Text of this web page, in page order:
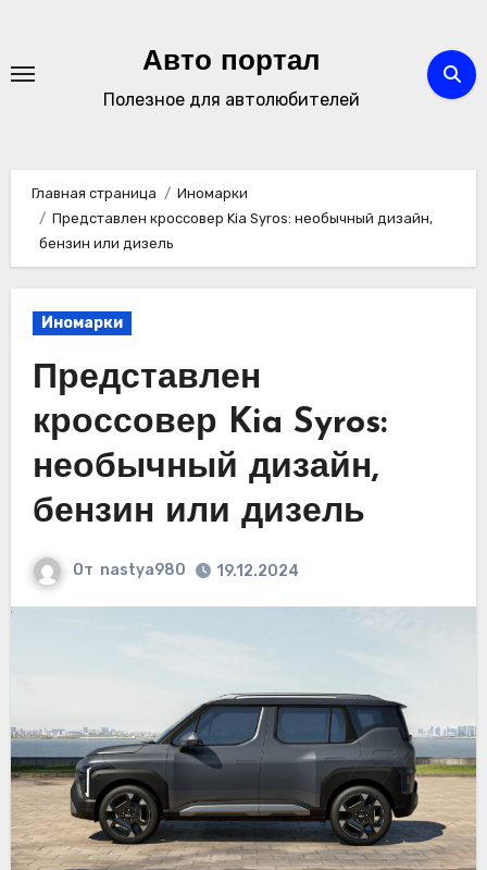
содержимому
Авто портал
Полезное для автолюбителей
Главная страница
Иномарки
Представлен кроссовер Kia Syros: необычный дизайн,
бензин или дизель
Иномарки
Представлен
кроссовер Kia Syros:
необычный дизайн,
бензин или дизель
От nastya980 19.12.2024